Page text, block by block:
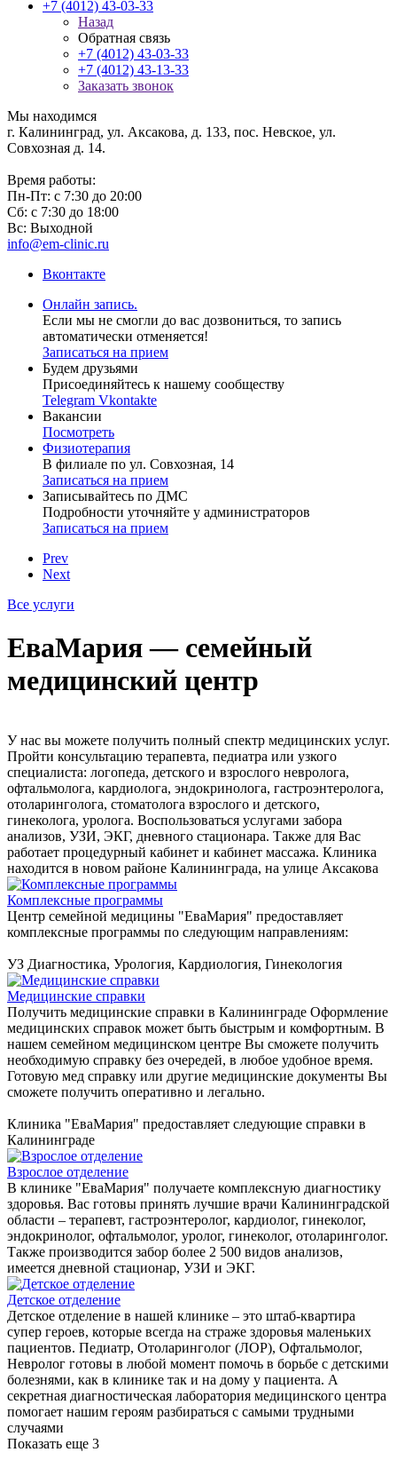
+7 (4012) 43-03-33
Назад
Обратная связь
+7 (4012) 43-03-33
+7 (4012) 43-13-33
Заказать звонок
Мы находимся
г. Калининград, ул. Аксакова, д. 133, пос. Невское, ул.
Совхозная д. 14.
Время работы:
Пн-Пт: с 7:30 до 20:00
Сб: с 7:30 до 18:00
Вс: Выходной
info@em-clinic.ru
Вконтакте
Онлайн запись.
Если мы не смогли до вас дозвониться, то запись
автоматически отменяется!
Записаться на прием
Будем друзьями
Присоединяйтесь к нашему сообществу
Telegram Vkontakte
Вакансии
Посмотреть
Физиотерапия
В филиале по ул. Совхозная, 14
Записаться на прием
Записывайтесь по ДМС
Подробности уточняйте у администраторов
Записаться на прием
Prev
Next
Все услуги
ЕваМария — семейный
медицинский центр
У нас вы можете получить полный спектр медицинских услуг.
Пройти консультацию терапевта, педиатра или узкого
специалиста: логопеда, детского и взрослого невролога,
офтальмолога, кардиолога, эндокринолога, гастроэнтеролога,
отоларинголога, стоматолога взрослого и детского,
гинеколога, уролога. Воспользоваться услугами забора
анализов, УЗИ, ЭКГ, дневного стационара. Также для Вас
работает процедурный кабинет и кабинет массажа. Клиника
находится в новом районе Калининграда, на улице Аксакова
Комплексные программы
Центр семейной медицины "ЕваМария" предоставляет
комплексные программы по следующим направлениям:
УЗ Диагностика, Урология, Кардиология, Гинекология
Медицинские справки
Получить медицинские справки в Калининграде Оформление
медицинских справок может быть быстрым и комфортным. В
нашем семейном медицинском центре Вы сможете получить
необходимую справку без очередей, в любое удобное время.
Готовую мед справку или другие медицинские документы Вы
сможете получить оперативно и легально.
Клиника "ЕваМария" предоставляет следующие справки в
Калининграде
Взрослое отделение
В клинике "ЕваМария" получаете комплексную диагностику
здоровья. Вас готовы принять лучшие врачи Калининградской
области – терапевт, гастроэнтеролог, кардиолог, гинеколог,
эндокринолог, офтальмолог, уролог, гинеколог, отоларинголог.
Также производится забор более 2 500 видов анализов,
имеется дневной стационар, УЗИ и ЭКГ.
Детское отделение
Детское отделение в нашей клинике – это штаб-квартира
супер героев, которые всегда на страже здоровья маленьких
пациентов. Педиатр, Отоларинголог (ЛОР), Офтальмолог,
Невролог готовы в любой момент помочь в борьбе с детскими
болезнями, как в клинике так и на дому у пациента. А
секретная диагностическая лаборатория медицинского центра
помогает нашим героям разбираться с самыми трудными
случаями
Показать еще 3